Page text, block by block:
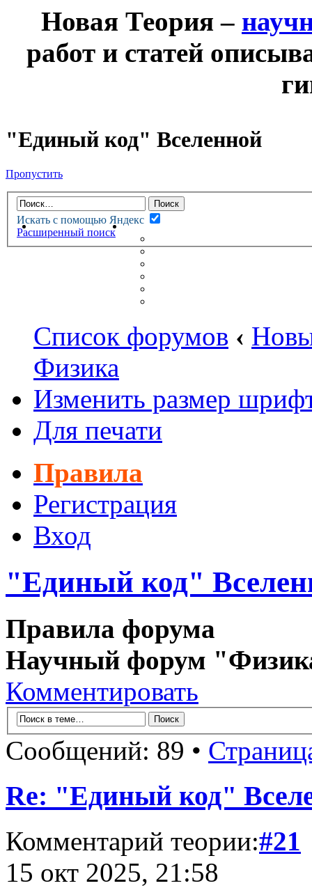
Новая Теория –
работ и статей
"Единый код" Вселенной
Пропустить
Искать с помощью Яндекс
Расширенный поиск
НОВАЯ ТЕОРИЯФОРУМ
НЕПРОЧИТАННЫЕ
Список форумов ‹
Физика
Изменить размер
Для печати
Правила
Регистрация
Вход
"Единый код"
Правила форума
Научный форум
Комментировать
Сообщений: 89 •
Re: "Единый код"
Комментарий теории:#21
15 окт 2025, 21:58